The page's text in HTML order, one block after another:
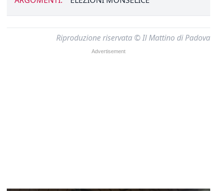
Riproduzione riservata © Il Mattino di Padova